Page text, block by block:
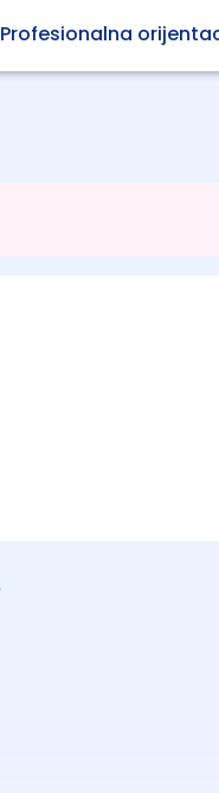
Profesionalna